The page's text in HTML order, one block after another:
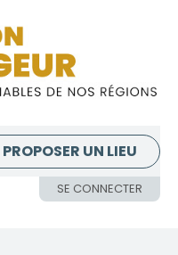
SE CONNECTER
PROPOSER UN LIEU